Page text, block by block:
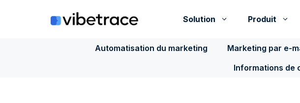
Solution Produit
Automatisation du marketing Marketing par e-
Informations de